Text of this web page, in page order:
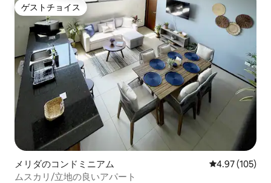
ゲストチョイス
ゲストチョイス
メリダのコンドミニアム レビュー105
4.97 (105)
ムスカリ/立地の良いアパート